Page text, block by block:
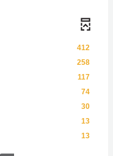
412
258
117
74
30
13
13